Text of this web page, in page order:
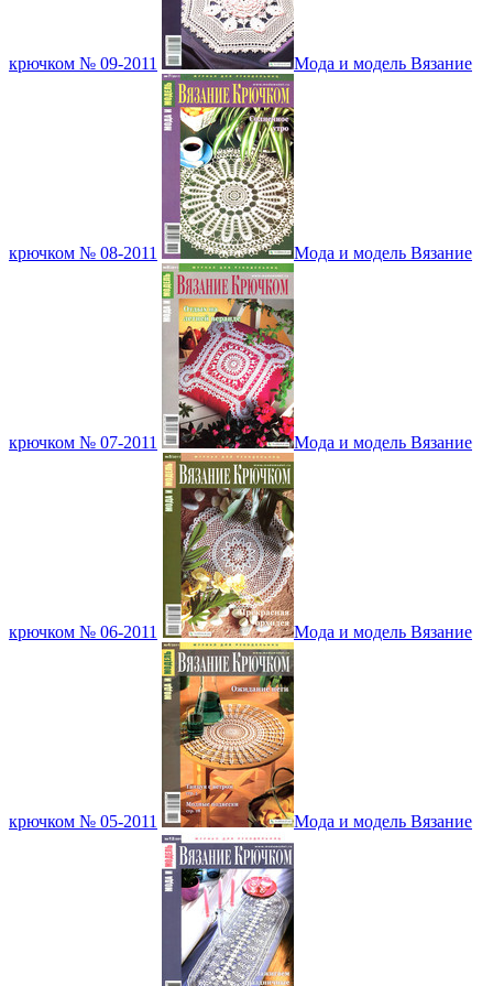
крючком № 09-2011 Мода и модель Вязание
крючком № 08-2011 Мода и модель Вязание
крючком № 07-2011 Мода и модель Вязание
крючком № 06-2011 Мода и модель Вязание
крючком № 05-2011 Мода и модель Вязание